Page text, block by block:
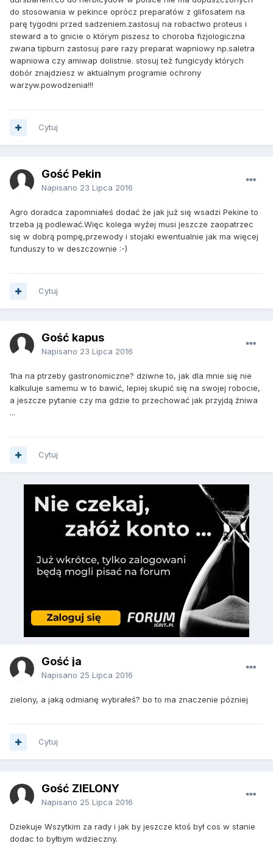
do stosowania w pekince oprócz preparatów z glifosatem na
parę tygodni przed sadzeniem.zastosuj na robactwo proteus i
steward a to gnicie o którym piszesz to choroba fizjologiczna
zwana tipburn zastosuj pare razy preparat wapniowy np.saletra
wapniowa czy amiwap dolistnie. stosuj też fungicydy których
dobór znajdziesz w aktualnym programie ochrony
warzyw.powodzenia!!!
Cytuj
Gość Pekin
Napisano 23 Lipca 2016
Agro doradca zapomniałeś dodać że jak już się wsadzi Pekine to
trzeba ją podlewać.Więc kolega wyżej musi jeszcze zaopatrzec
się w dobrą pompę,przewody i stojaki ewentualnie jak ma więcej
funduszy to w deszczownie :-)
Cytuj
Gość kapus
Napisano 23 Lipca 2016
1ha na ptrzeby gastronomiczne? dziwne to, jak dla mnie się nie
kalkuluje samemu w to bawić, lepiej skupić się na swojej robocie,
a jeszcze pytanie czy ma gdzie to przechować jak przyjdą żniwa
...
Cytuj
Gość ja
Napisano 25 Lipca 2016
zielony, a jaką odmianę wybrałeś? bo to ma znaczenie pózniej
Cytuj
Gość ZIELONY
Napisano 25 Lipca 2016
Dziekuje Wszytkim za rady i jak by jeszcze ktoś był cos w stanie
dodac to byłbym wdzieczny.